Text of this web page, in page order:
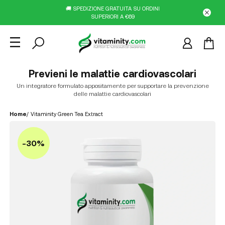
🚚 SPEDIZIONE GRATUITA SU ORDINI
SUPERIORI A €69
Previeni le malattie cardiovascolari
Un integratore formulato appositamente per supportare la prevenzione
delle malattie cardiovascolari
Home/ Vitaminity Green Tea Extract
-30%